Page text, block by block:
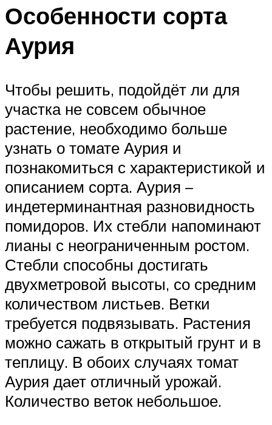
Особенности сорта
Аурия
Чтобы решить, подойдёт ли для
участка не совсем обычное
растение, необходимо больше
узнать о томате Аурия и
познакомиться с характеристикой и
описанием сорта. Аурия –
индетерминантная разновидность
помидоров. Их стебли напоминают
лианы с неограниченным ростом.
Стебли способны достигать
двухметровой высоты, со средним
количеством листьев. Ветки
требуется подвязывать. Растения
можно сажать в открытый грунт и в
теплицу. В обоих случаях томат
Аурия дает отличный урожай.
Количество веток небольшое.